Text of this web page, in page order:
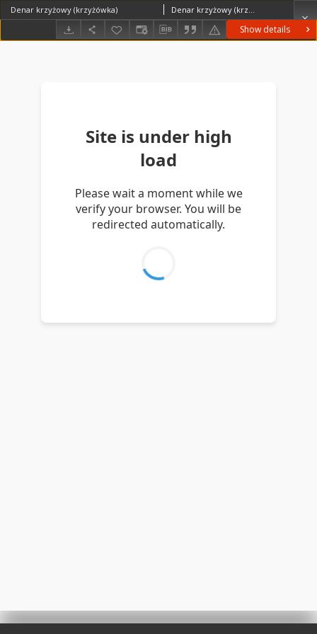
Show details
Denar krzyżowy (krzyżówka) Denar krzyżowy (krzyżówka) 1090-1100 r.